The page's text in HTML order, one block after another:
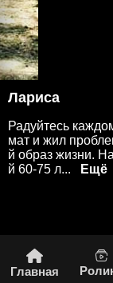
Лариса
Радуйтесь
мат и жил
й образ жизни.
й 60-75 л...
Главная